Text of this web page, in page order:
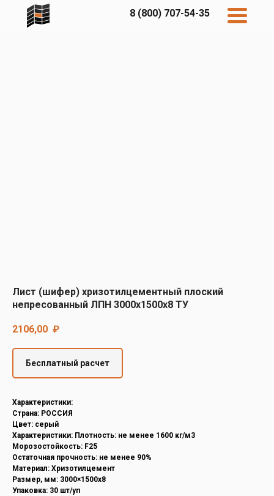
8 (800) 707-54-35
Cedral
Лист (шифер) хризотилцементный плоский
непресованный ЛПН 3000х1500х8 ТУ
2106,00 ₽
Бесплатный расчет
Характеристики:
Страна: РОССИЯ
Цвет: серый
Характеристики: Плотность: не менее 1600 кг/м3
Морозостойкость: F25
Остаточная прочность: не менее 90%
Материал: Хризотилцемент
Размер, мм: 3000×1500х8
Упаковка: 30 шт/уп